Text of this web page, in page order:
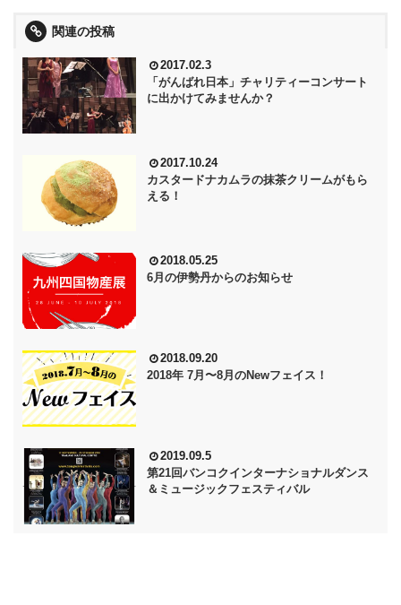
関連の投稿
2017.02.3
「がんばれ日本」チャリティーコンサート
に出かけてみませんか？
2017.10.24
カスタードナカムラの抹茶クリームがもら
える！
2018.05.25
6月の伊勢丹からのお知らせ
2018.09.20
2018年 7月〜8月のNewフェイス！
2019.09.5
第21回バンコクインターナショナルダンス
＆ミュージックフェスティバル